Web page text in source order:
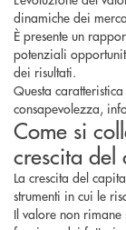
dinamiche dei
È presente un
potenziali
dei risultati.
Questa
consapevolezza,
Come si
crescita del
La crescita del
strumenti in cui le
Il valore non